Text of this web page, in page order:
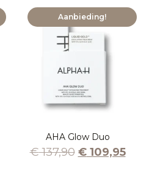
Aanbieding!
AHA Glow Duo
€137,90 €109,95